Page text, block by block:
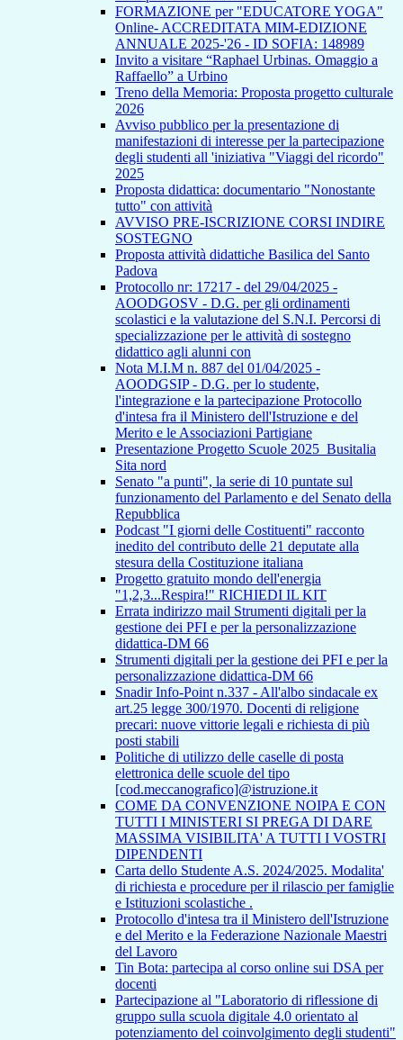
FORMAZIONE per "EDUCATORE YOGA"
Online- ACCREDITATA MIM-EDIZIONE
ANNUALE 2025-'26 - ID SOFIA: 148989
Invito a visitare “Raphael Urbinas. Omaggio a
Raffaello” a Urbino
Treno della Memoria: Proposta progetto culturale
2026
Avviso pubblico per la presentazione di
manifestazioni di interesse per la partecipazione
degli studenti all 'iniziativa "Viaggi del ricordo"
2025
Proposta didattica: documentario "Nonostante
tutto" con attività
AVVISO PRE-ISCRIZIONE CORSI INDIRE
SOSTEGNO
Proposta attività didattiche Basilica del Santo
Padova
Protocollo nr: 17217 - del 29/04/2025 -
AOODGOSV - D.G. per gli ordinamenti
scolastici e la valutazione del S.N.I. Percorsi di
specializzazione per le attività di sostegno
didattico agli alunni con
Nota M.I.M n. 887 del 01/04/2025 -
AOODGSIP - D.G. per lo studente,
l'integrazione e la partecipazione Protocollo
d'intesa fra il Ministero dell'Istruzione e del
Merito e le Associazioni Partigiane
Presentazione Progetto Scuole 2025_Busitalia
Sita nord
Senato "a punti", la serie di 10 puntate sul
funzionamento del Parlamento e del Senato della
Repubblica
Podcast "I giorni delle Costituenti" racconto
inedito del contributo delle 21 deputate alla
stesura della Costituzione italiana
Progetto gratuito mondo dell'energia
"1,2,3...Respira!" RICHIEDI IL KIT
Errata indirizzo mail Strumenti digitali per la
gestione dei PFI e per la personalizzazione
didattica-DM 66
Strumenti digitali per la gestione dei PFI e per la
personalizzazione didattica-DM 66
Snadir Info-Point n.337 - All'albo sindacale ex
art.25 legge 300/1970. Docenti di religione
precari: nuove vittorie legali e richiesta di più
posti stabili
Politiche di utilizzo delle caselle di posta
elettronica delle scuole del tipo
[cod.meccanografico]@istruzione.it
COME DA CONVENZIONE NOIPA E CON
TUTTI I MINISTERI SI PREGA DI DARE
MASSIMA VISIBILITA' A TUTTI I VOSTRI
DIPENDENTI
Carta dello Studente A.S. 2024/2025. Modalita'
di richiesta e procedure per il rilascio per famiglie
e Istituzioni scolastiche .
Protocollo d'intesa tra il Ministero dell'Istruzione
e del Merito e la Federazione Nazionale Maestri
del Lavoro
Tin Bota: partecipa al corso online sui DSA per
docenti
Partecipazione al "Laboratorio di riflessione di
gruppo sulla scuola digitale 4.0 orientato al
potenziamento del coinvolgimento degli studenti"